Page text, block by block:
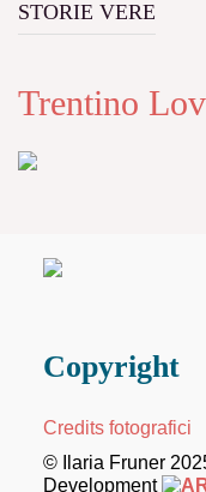
STORIE VERE
Trentino
Copyright
Credits fotografici
© Ilaria Fruner
Development